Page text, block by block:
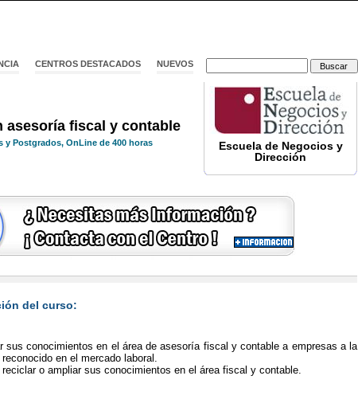
CENTROS DESTACADOS NUEVOS
asesoría fiscal y contable
y Postgrados, OnLine de 400 horas
Escuela de Negocios y
Dirección
del curso:
sus conocimientos en el área de asesoría fiscal y contable a empresas a la
en el mercado laboral.
o ampliar sus conocimientos en el área fiscal y contable.